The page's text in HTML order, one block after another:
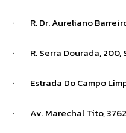
· R. Dr. Aureliano
· R. Serra Dourada, 200,
· Estrada Do Campo
· Av. Marechal Tito,